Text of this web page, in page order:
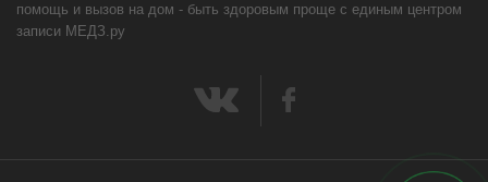
помощь и вызов на дом - быть здоровым проще с единым центром
записи МЕДЗ.ру